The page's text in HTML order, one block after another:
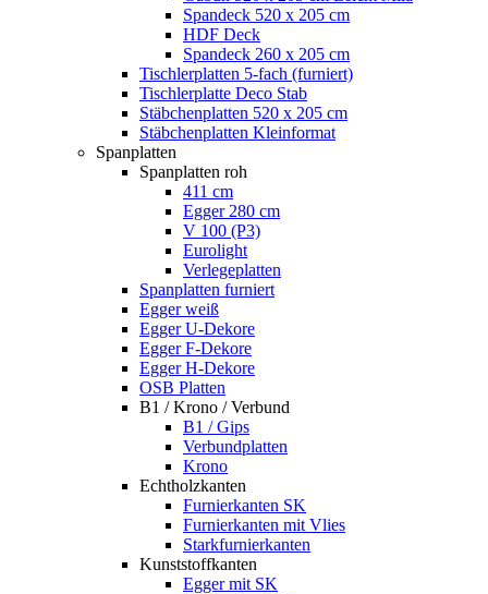
Spandeck 520 x 205 cm
HDF Deck
Spandeck 260 x 205 cm
Tischlerplatten 5-fach (furniert)
Tischlerplatte Deco Stab
Stäbchenplatten 520 x 205 cm
Stäbchenplatten Kleinformat
Spanplatten
Spanplatten roh
411 cm
Egger 280 cm
V 100 (P3)
Eurolight
Verlegeplatten
Spanplatten furniert
Egger weiß
Egger U-Dekore
Egger F-Dekore
Egger H-Dekore
OSB Platten
B1 / Krono / Verbund
B1 / Gips
Verbundplatten
Krono
Echtholzkanten
Furnierkanten SK
Furnierkanten mit Vlies
Starkfurnierkanten
Kunststoffkanten
Egger mit SK